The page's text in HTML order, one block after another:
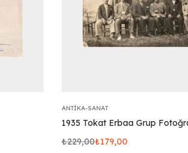
ANTIKA-SANAT
1935 Tokat Erbaa Grup
₺229,00₺179,00